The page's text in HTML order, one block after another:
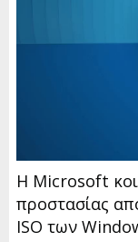
Η Microsoft
προστασίας
ISO των